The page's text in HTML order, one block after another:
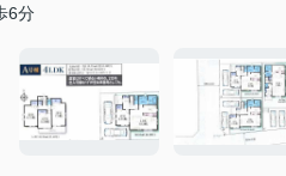
6分